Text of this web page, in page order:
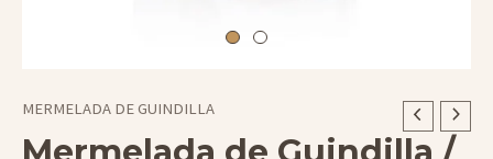
MERMELADA DE GUINDILLA